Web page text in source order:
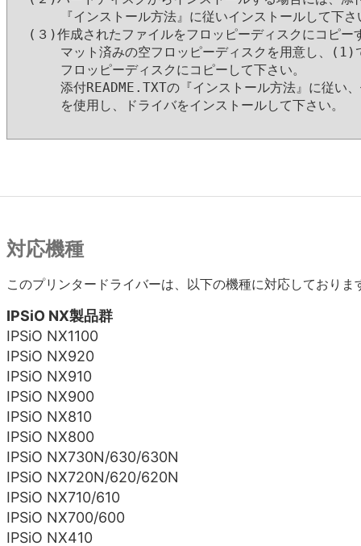
『インストール方法』に従いインストールして下さ
(３)作成されたファイルをフロッピーディスクにコピー
マット済みの空フロッピーディスクを用意し、(1)
     フロッピーディスクにコピーして下さい。
添付README.TXTの『インストール方法』に従い、
     を使用し、ドライバをインストールして下さい。
対応機種
このプリンタードライバーは、以下の機種に対応しておりま
IPSiO NX製品群
IPSiO NX1100
IPSiO NX920
IPSiO NX910
IPSiO NX900
IPSiO NX810
IPSiO NX800
IPSiO NX730N/630/630N
IPSiO NX720N/620/620N
IPSiO NX710/610
IPSiO NX700/600
IPSiO NX410